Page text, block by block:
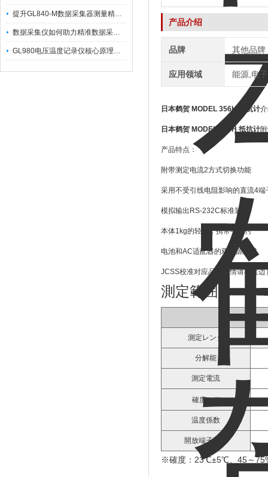
提升GL840-M数据采集器测量精度的操作秘籍
数据采集仪如何助力精准数据采集与分析？​
GL980电压温度记录仪核心原理及行业应用
产品介绍
品牌 其他品牌
应用领域 能源,电
日本鹤贺 MODEL 356H 抵抗计
日本鹤贺 MODEL 356H 抵抗计
产品特点：
附带测定电流2方式切换功能
采用不受引线电阻影响的直流4端
模拟输出 RS-232C标准装备
本体1kg的轻量，携带手柄付
电池和AC适配器的双电源方式
JCSS校准对应品（详情请看这边
測定範囲
測定レンジ
分解能
測定電流
確度※
温度係数
開放端子電圧
※確度：23℃±5℃、45～